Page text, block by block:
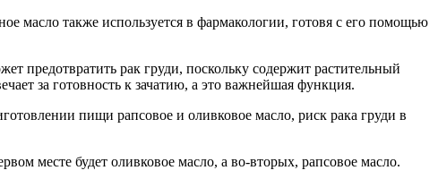
масло также используется в фармакологии, готовя с его помощью
предотвратить рак груди, поскольку содержит растительный
за готовность к зачатию, а это важнейшая функция.
пищи рапсовое и оливковое масло, риск рака груди в
месте будет оливковое масло, а во-вторых, рапсовое масло.